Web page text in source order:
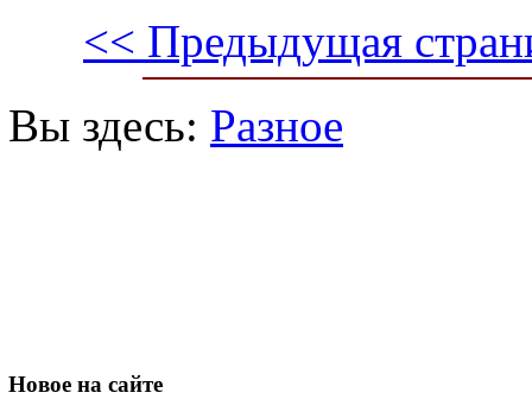
<< Предыдущая
Вы здесь: Разное
Новое на сайте